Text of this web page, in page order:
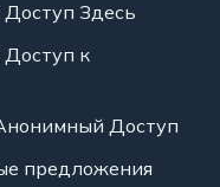
Доступ Здесь
Доступ к
Доступ
предложения